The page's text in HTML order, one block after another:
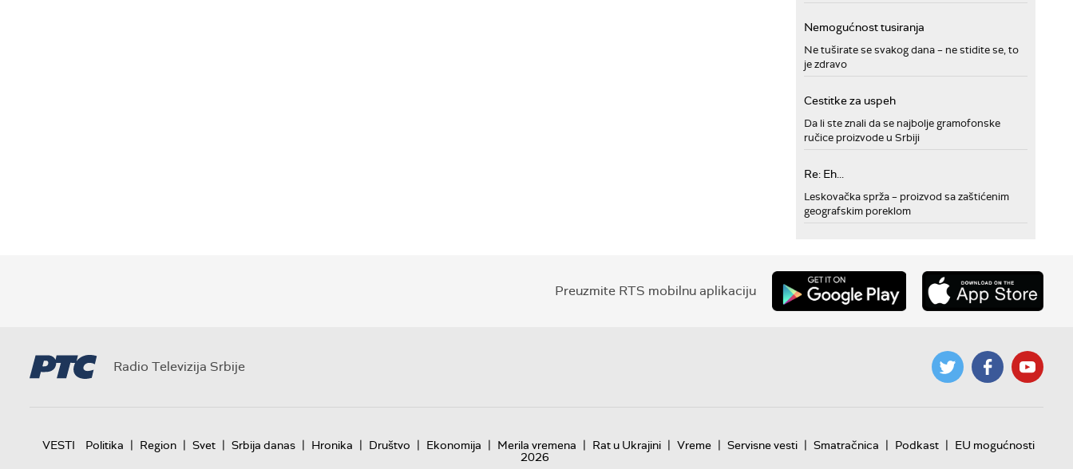
Nemogućnost tusiranja
Ne tuširate se svakog dana – ne stidite se, to
je zdravo
Cestitke za uspeh
Da li ste znali da se najbolje gramofonske
ručice proizvode u Srbiji
Re: Eh...
Leskovačka sprža – proizvod sa zaštićenim
geografskim poreklom
Preuzmite RTS mobilnu aplikaciju
Radio Televizija Srbije
VESTI Politika | Region | Svet | Srbija danas | Hronika | Društvo | Ekonomija | Merila vremena | Rat u Ukrajini | Vreme | Servisne vesti | Smatračnica | Podkast | EU mogućnosti
2026